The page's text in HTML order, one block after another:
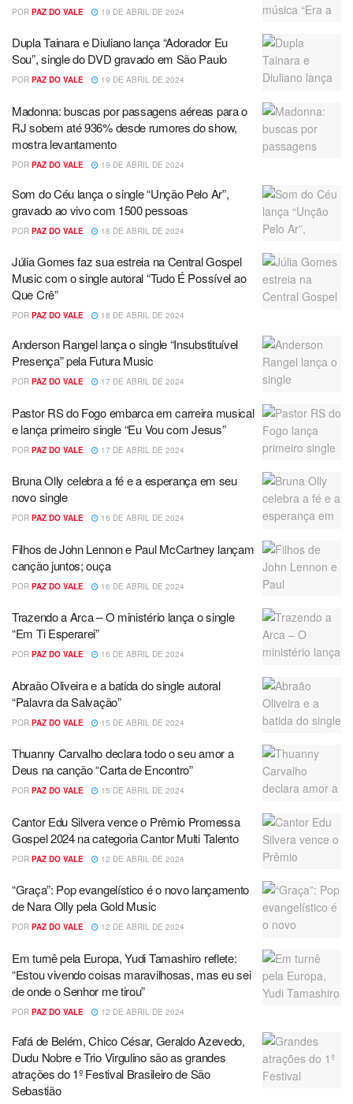
POR PAZ DO VALE 19 DE ABRIL DE 2024
Dupla Tainara e Diuliano lança “Adorador Eu
Sou”, single do DVD gravado em São Paulo
POR PAZ DO VALE 19 DE ABRIL DE 2024
Madonna: buscas por passagens aéreas para o
RJ sobem até 936% desde rumores do show,
mostra levantamento
POR PAZ DO VALE 19 DE ABRIL DE 2024
Som do Céu lança o single “Unção Pelo Ar”,
gravado ao vivo com 1500 pessoas
POR PAZ DO VALE 18 DE ABRIL DE 2024
Júlia Gomes faz sua estreia na Central Gospel
Music com o single autoral “Tudo É Possível ao
Que Crê”
POR PAZ DO VALE 18 DE ABRIL DE 2024
Anderson Rangel lança o single “Insubstituível
Presença” pela Futura Music
POR PAZ DO VALE 17 DE ABRIL DE 2024
Pastor RS do Fogo embarca em carreira musical
e lança primeiro single “Eu Vou com Jesus”
POR PAZ DO VALE 17 DE ABRIL DE 2024
Bruna Olly celebra a fé e a esperança em seu
novo single
POR PAZ DO VALE 16 DE ABRIL DE 2024
Filhos de John Lennon e Paul McCartney lançam
canção juntos; ouça
POR PAZ DO VALE 16 DE ABRIL DE 2024
Trazendo a Arca – O ministério lança o single
“Em Ti Esperarei”
POR PAZ DO VALE 16 DE ABRIL DE 2024
Abraão Oliveira e a batida do single autoral
“Palavra da Salvação”
POR PAZ DO VALE 15 DE ABRIL DE 2024
Thuanny Carvalho declara todo o seu amor a
Deus na canção “Carta de Encontro”
POR PAZ DO VALE 15 DE ABRIL DE 2024
Cantor Edu Silvera vence o Prêmio Promessa
Gospel 2024 na categoria Cantor Multi Talento
POR PAZ DO VALE 12 DE ABRIL DE 2024
“Graça”: Pop evangelístico é o novo lançamento
de Nara Olly pela Gold Music
POR PAZ DO VALE 12 DE ABRIL DE 2024
Em turnê pela Europa, Yudi Tamashiro reflete:
“Estou vivendo coisas maravilhosas, mas eu sei
de onde o Senhor me tirou”
POR PAZ DO VALE 12 DE ABRIL DE 2024
Fafá de Belém, Chico César, Geraldo Azevedo,
Dudu Nobre e Trio Virgulino são as grandes
atrações do 1º Festival Brasileiro de São
Sebastião